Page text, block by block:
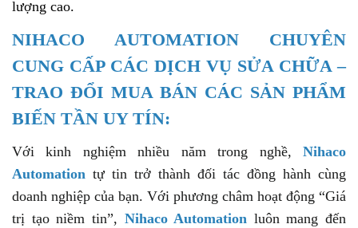
lượng cao.
NIHACO AUTOMATION CHUYÊN
CUNG CẤP CÁC DỊCH VỤ SỬA CHỮA –
TRAO ĐỔI MUA BÁN CÁC SẢN PHẨM
BIẾN TẦN UY TÍN:
Với kinh nghiệm nhiều năm trong nghề, Nihaco
Automation tự tin trở thành đối tác đồng hành cùng
doanh nghiệp của bạn. Với phương châm hoạt động “Giá
trị tạo niềm tin”, Nihaco Automation luôn mang đến